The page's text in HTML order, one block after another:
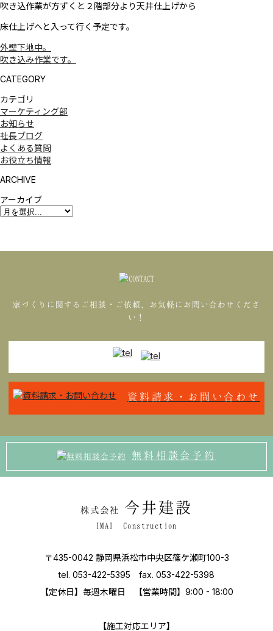
吹き込作業が方ずくと２階部分より天井仕上げから
床仕上げへと入って行く予定です。
外壁下地中。
吹き込み作業です。
CATEGORY
カテゴリ
マーケティング部
お知らせ
社長ブログ
よくある質問
お役立ち情報
ARCHIVE
アーカイブ
家づくりに関するご相談・ご依頼、お気軽にお問い合わせくださ
い！
資料請求・お問い合わせ
無料相談会予約
株式会社 今井建設
IMAI Construction
〒435-0042 静岡県浜松市中央区篠ケ瀬町100-3
tel. 053-422-5395 fax. 053-422-5398
【定休⽇】毎週⽊曜⽇ 【営業時間】9:00 - 18:00
【施⼯対応エリア】